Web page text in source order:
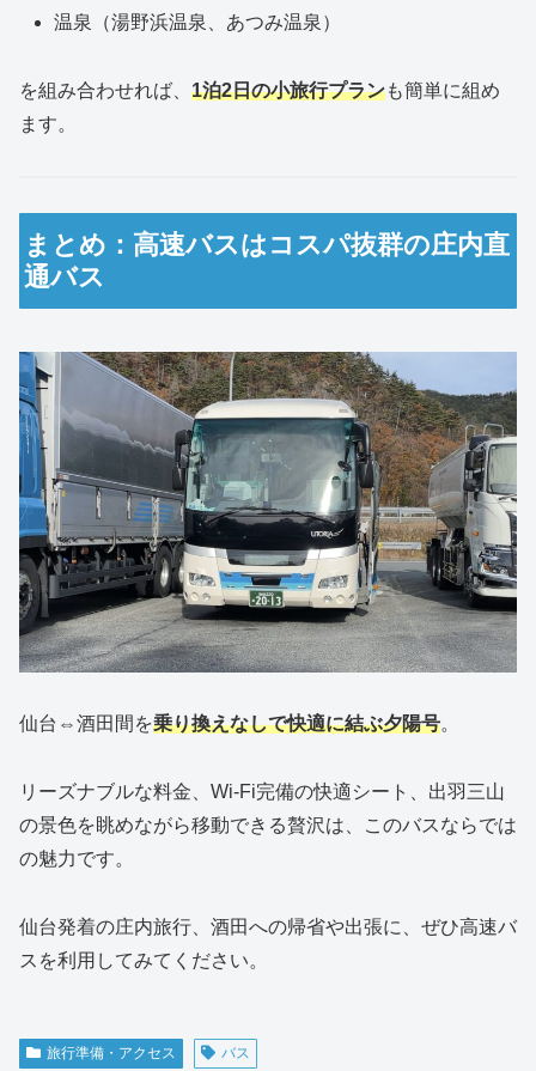
温泉（湯野浜温泉、あつみ温泉）
を組み合わせれば、 1泊2日の小旅行プランも簡単に組め
ます。
まとめ：高速バスはコスパ抜群の庄内直
通バス
仙台⇔酒田間を乗り換えなしで快適に結ぶ夕陽号。
リーズナブルな料金、Wi-Fi完備の快適シート、出羽三山
の景色を眺めながら移動できる贅沢は、このバスならでは
の魅力です。
仙台発着の庄内旅行、酒田への帰省や出張に、ぜひ高速バ
スを利用してみてください。
旅行準備・アクセス バス